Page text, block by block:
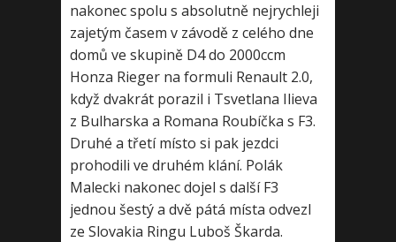
nakonec spolu s absolutně nejrychleji
zajetým časem v závodě z celého dne
domů ve skupině D4 do 2000ccm
Honza Rieger na formuli Renault 2.0,
když dvakrát porazil i Tsvetlana Ilieva
z Bulharska a Romana Roubíčka s F3.
Druhé a třetí místo si pak jezdci
prohodili ve druhém klání. Polák
Malecki nakonec dojel s další F3
jednou šestý a dvě pátá místa odvezl
ze Slovakia Ringu Luboš Škarda.